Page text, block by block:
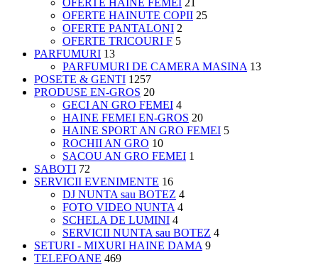
OFERTE HAINUTE COPII 25
OFERTE PANTALONI 2
OFERTE TRICOURI F 5
PARFUMURI 13
PARFUMURI DE CAMERA MASINA 13
POSETE & GENTI 1257
PRODUSE EN-GROS 20
GECI AN GRO FEMEI 4
HAINE FEMEI EN-GROS 20
HAINE SPORT AN GRO FEMEI 5
ROCHII AN GRO 10
SACOU AN GRO FEMEI 1
SABOTI 72
SERVICII EVENIMENTE 16
DJ NUNTA sau BOTEZ 4
FOTO VIDEO NUNTA 4
SCHELA DE LUMINI 4
SERVICII NUNTA sau BOTEZ 4
SETURI - MIXURI HAINE DAMA 9
TELEFOANE 469